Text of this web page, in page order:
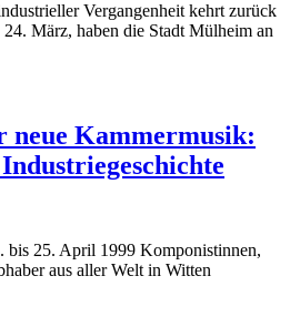
Vergangenheit kehrt zurück
März, haben die Stadt Mülheim an
neue Kammermusik:
bis 25. April 1999 Komponistinnen,
aus aller Welt in Witten